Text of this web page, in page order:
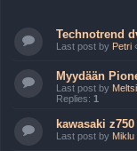
Technotrend
Last post by Petri
Myydään
Last post by Meltsi
Replies: 1
kawasaki z750
Last post by Miklu